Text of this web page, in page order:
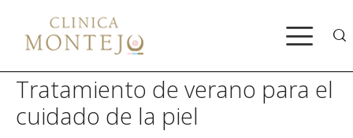
Tratamiento de verano para el
cuidado de la piel